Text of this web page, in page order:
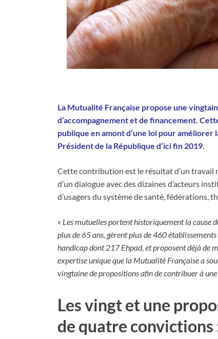
La Mutualité Française propose une
d’accompagnement et de financement.
publique en amont d’une loi pour améliorer
Président de la République d’ici fin 2019.
Cette contribution est le résultat d’un travail
d’un dialogue avec des dizaines d’acteurs
d’usagers du système de santé,
« Les mutuelles portent historiquement la cause
plus de 65 ans, gèrent plus de 460
handicap dont 217 Ehpad, et proposent déjà de
expertise unique que la Mutualité Française a
vingtaine de propositions afin de contribuer à
Les vingt et une
de quatre convictions